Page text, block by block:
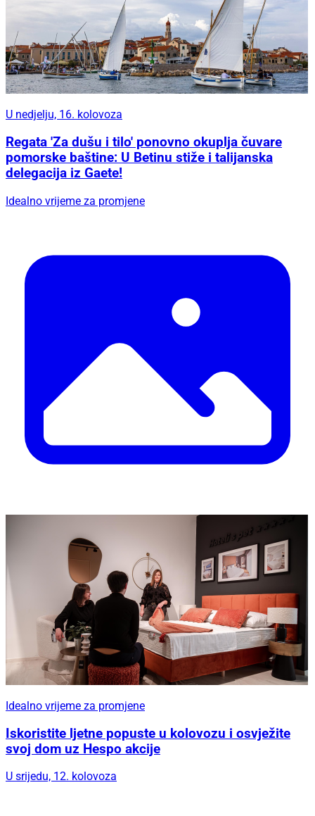
U nedjelju, 16. kolovoza
Regata 'Za dušu i tilo' ponovno okuplja čuvare
pomorske baštine: U Betinu stiže i talijanska
delegacija iz Gaete!
Idealno vrijeme za promjene
Idealno vrijeme za promjene
Iskoristite ljetne popuste u kolovozu i osvježite
svoj dom uz Hespo akcije
U srijedu, 12. kolovoza